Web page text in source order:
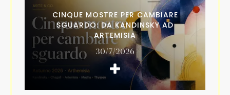
CINQUE MOSTRE PER CAMBIARE
SGUARDO: DA KANDINSKY AD
ARTEMISIA
30/7/2026